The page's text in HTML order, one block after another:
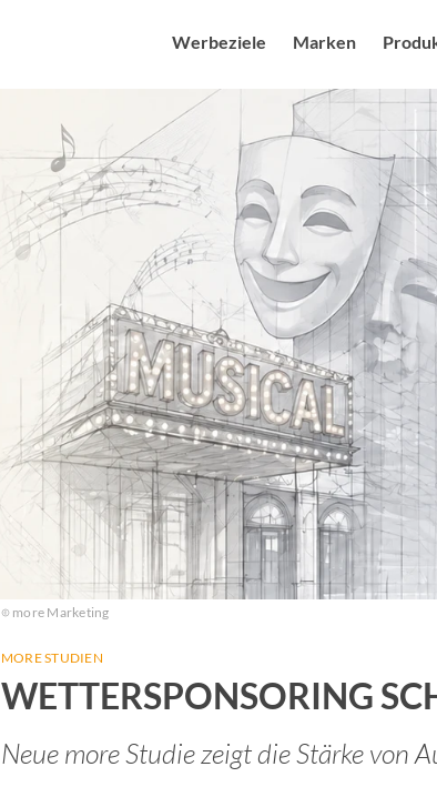
Werbeziele
Abverkauf steigern
Eröffnung feiern
Bekanntheit ausbauen
Markenimage schärfen
Employer Branding stärken
Leads generieren
Marken
Sendermarken
Senderkombis
Digitale Angebote
Produkte
Radio / Audio
Digital
Moderatoren als
Social Media
Events &
Job Spots &
Online Audio
Radio Hamburg
HH2 Eventtipp
more Marketing
MORE STUDIEN
WETTERSPONSORING
Neue more Studie zeigt die Stärke von